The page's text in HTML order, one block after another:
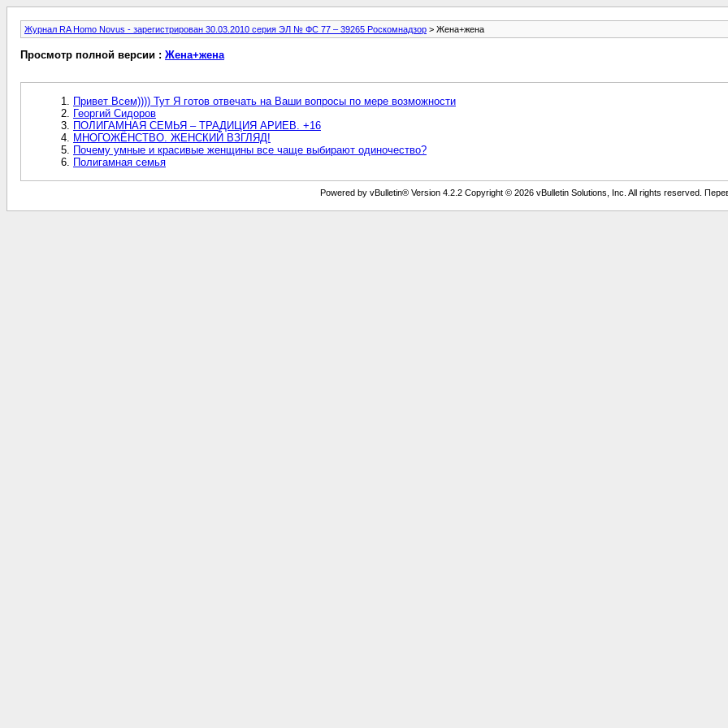
Журнал RA Homo Novus - зарегистрирован 30.03.2010 серия ЭЛ № ФС 77 – 39265 Роскомнадзор > Жена+жена
Просмотр полной версии : Жена+жена
Привет Всем)))) Тут Я готов отвечать на Ваши вопросы по мере возможности
Георгий Сидоров
ПОЛИГАМНАЯ СЕМЬЯ – ТРАДИЦИЯ АРИЕВ. +16
МНОГОЖЁНСТВО. ЖЕНСКИЙ ВЗГЛЯД!
Почему умные и красивые женщины все чаще выбирают одиночество?
Полигамная семья
Powered by vBulletin® Version 4.2.2 Copyright © 2026 vBulletin Solutions, Inc. All rights reserved.